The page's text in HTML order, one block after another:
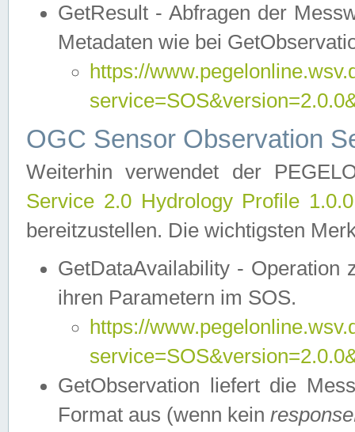
GetResult - Abfragen der
Metadaten wie bei
https://
OGC Sensor Observation
Weiterhin verwendet der
Service 2.0 Hydrology Profile
bereitzustellen. Die wichtigsten
GetDataAvailability - Operation
ihren Parametern im SOS.
https://
GetObservation liefert die
Format aus (wenn kein